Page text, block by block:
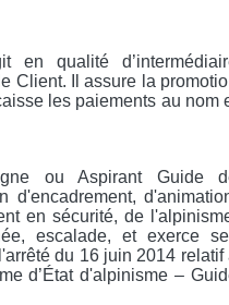
en qualité
Client. Il assure la
les paiements au nom
ou Aspirant Guide
d'encadrement,
en sécurité, de
escalade, et exerce
du 16 juin 2014 relatif
d’État d'alpinisme –